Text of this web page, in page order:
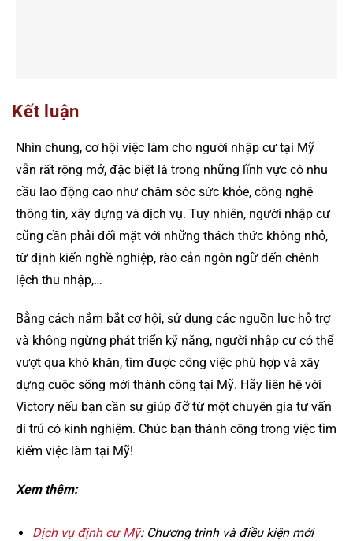
Kết luận
Nhìn chung, cơ hội việc làm cho người nhập cư tại Mỹ
vẫn rất rộng mở, đặc biệt là trong những lĩnh vực có nhu
cầu lao động cao như chăm sóc sức khỏe, công nghệ
thông tin, xây dựng và dịch vụ. Tuy nhiên, người nhập cư
cũng cần phải đối mặt với những thách thức không nhỏ,
từ định kiến nghề nghiệp, rào cản ngôn ngữ đến chênh
lệch thu nhập,…
Bằng cách nắm bắt cơ hội, sử dụng các nguồn lực hỗ trợ
và không ngừng phát triển kỹ năng, người nhập cư có thể
vượt qua khó khăn, tìm được công việc phù hợp và xây
dựng cuộc sống mới thành công tại Mỹ. Hãy liên hệ với
Victory nếu bạn cần sự giúp đỡ từ một chuyên gia tư vấn
di trú có kinh nghiệm. Chúc bạn thành công trong việc tìm
kiếm việc làm tại Mỹ!
Xem thêm:
Dịch vụ định cư Mỹ: Chương trình và điều kiện mới